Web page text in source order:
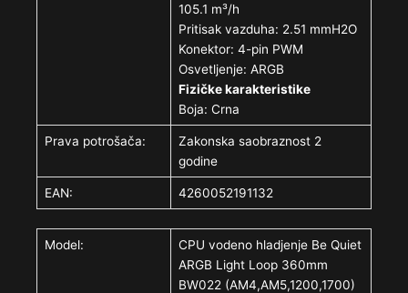
105.1 m³/h
Pritisak vazduha: 2.51 mmH2O
Konektor: 4-pin PWM
Osvetljenje: ARGB
Fizičke karakteristike
Boja: Crna
Prava potrošača:
Zakonska saobraznost 2
godine
EAN: 4260052191132
Model:
CPU vodeno hladjenje Be Quiet
ARGB Light Loop 360mm
BW022 (AM4,AM5,1200,1700)